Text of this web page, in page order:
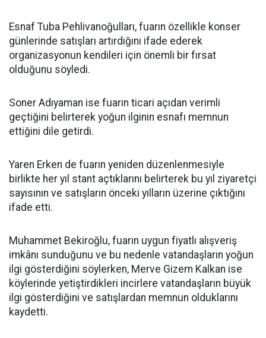
Esnaf Tuba Pehlivanoğulları, fuarın özellikle konser
günlerinde satışları artırdığını ifade ederek
organizasyonun kendileri için önemli bir fırsat
olduğunu söyledi.
Soner Adıyaman ise fuarın ticari açıdan verimli
geçtiğini belirterek yoğun ilginin esnafı memnun
ettiğini dile getirdi.
Yaren Erken de fuarın yeniden düzenlenmesiyle
birlikte her yıl stant açtıklarını belirterek bu yıl ziyaretçi
sayısının ve satışların önceki yılların üzerine çıktığını
ifade etti.
Muhammet Bekiroğlu, fuarın uygun fiyatlı alışveriş
imkânı sunduğunu ve bu nedenle vatandaşların yoğun
ilgi gösterdiğini söylerken, Merve Gizem Kalkan ise
köylerinde yetiştirdikleri incirlere vatandaşların büyük
ilgi gösterdiğini ve satışlardan memnun olduklarını
kaydetti.